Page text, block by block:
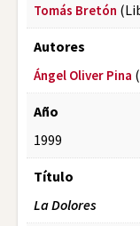
Tomás Bretón
Autores
Ángel Oliver Pina
Año
1999
Título
La Dolores